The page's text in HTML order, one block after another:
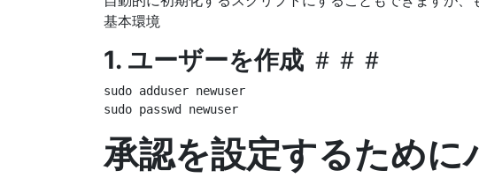
基本環境
1. ユーザーを作成 ＃＃＃
sudo adduser newuser
承認を設定するため